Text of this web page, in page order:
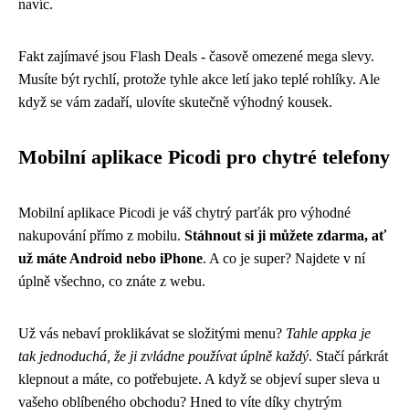
navíc.
Fakt zajímavé jsou Flash Deals - časově omezené mega slevy.
Musíte být rychlí, protože tyhle akce letí jako teplé rohlíky. Ale
když se vám zadaří, ulovíte skutečně výhodný kousek.
Mobilní aplikace Picodi pro chytré telefony
Mobilní aplikace Picodi je váš chytrý parťák pro výhodné
nakupování přímo z mobilu. Stáhnout si ji můžete zdarma, ať
už máte Android nebo iPhone. A co je super? Najdete v ní
úplně všechno, co znáte z webu.
Už vás nebaví proklikávat se složitými menu? Tahle appka je
tak jednoduchá, že ji zvládne používat úplně každý. Stačí párkrát
klepnout a máte, co potřebujete. A když se objeví super sleva u
vašeho oblíbeného obchodu? Hned to víte díky chytrým